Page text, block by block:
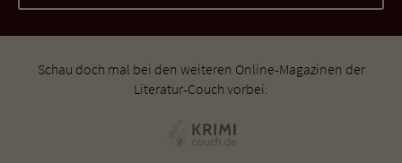
Schau doch mal bei den weiteren Online-Magazinen der
Literatur-Couch vorbei: